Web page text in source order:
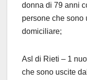
donna di 79 anni
persone che sono
domiciliare;
Asl di Rieti – 1
che sono uscite